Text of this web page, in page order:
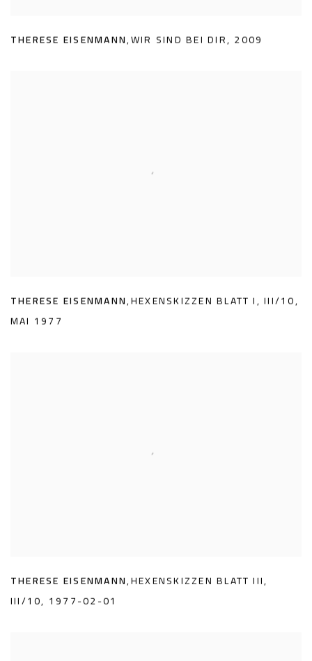
THERESE EISENMANN,WIR SIND BEI DIR, 2009
THERESE EISENMANN,HEXENSKIZZEN BLATT I,III/10,
MAI 1977
THERESE EISENMANN,HEXENSKIZZEN BLATT III,
III/10, 1977-02-01